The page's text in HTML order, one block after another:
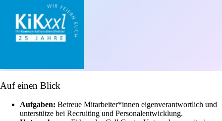
Auf einen Blick
Aufgaben: Betreue Mitarbeiter*innen eigenverantwortlich und
unterstütze bei Recruiting und Personalentwicklung.